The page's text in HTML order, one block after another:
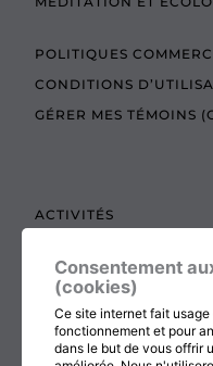
POLITIQUES
CONDITIONS
GÉRER MES TÉMOINS
ACTIVITÉS
ADMINISTRATION
BOUTIQUE
COTISATION,
Consentement
(cookies)
Ce site internet fait
fonctionnement et pour
dans le but de vous offrir